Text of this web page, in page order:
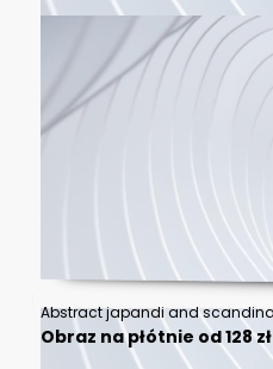
Obraz na płótnie od 128 zł